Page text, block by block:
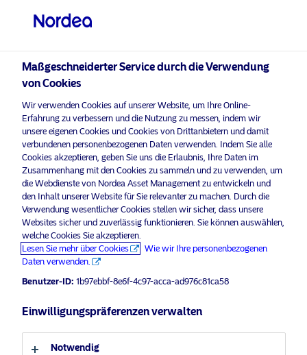
visit NordeaAssetManagement.com
Bitte wählen Sie Ihr Anlegerprofil
aus
Land
Österreich
Sprache
Anleger-Typ
Professioneller Anleger
Maßgeschneiderter Service durch die Verwendung
von Cookies
Wir verwenden Cookies auf unserer Website, um Ihre Online-
Erfahrung zu verbessern und die Nutzung zu messen, indem wir
unsere eigenen Cookies und Cookies von Drittanbietern und damit
verbundenen personenbezogenen Daten verwenden. Indem Sie alle
Cookies akzeptieren, geben Sie uns die Erlaubnis, Ihre Daten im
Zusammenhang mit den Cookies zu sammeln und zu verwenden, um
die Webdienste von Nordea Asset Management zu entwickeln und
den Inhalt unserer Website für Sie relevanter zu machen. Durch die
Verwendung wesentlicher Cookies stellen wir sicher, dass unsere
Websites sicher und zuverlässig funktionieren. Sie können auswählen,
welche Cookies Sie akzeptieren.
Lesen Sie mehr über Cookies
Wie wir Ihre personenbezogenen
Daten verwenden.
Benutzer-ID: 1b97ebbf-8e6f-4c97-acca-ad976c81ca58
Einwilligungspräferenzen verwalten
Notwendig